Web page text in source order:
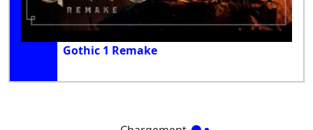
Gothic 1 Remake